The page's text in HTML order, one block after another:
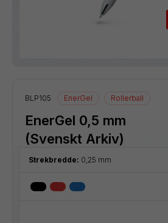
BLP105 EnerGel Rollerball
EnerGel 0,5 mm
(Svenskt Arkiv)
Strekbredde: 0,25 mm